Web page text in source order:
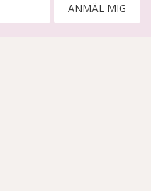
ANMÄL MIG